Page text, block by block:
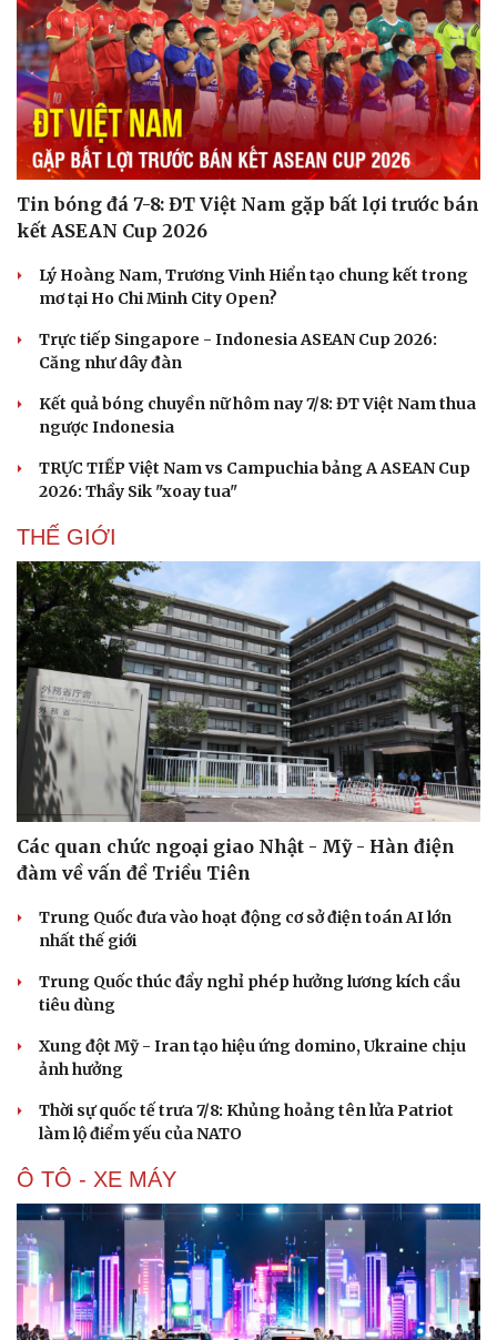
Văn hóa
Sân khấu - Điện ảnh
Văn học
Âm nhạc
Di sản
Giải trí
Nghệ sĩ
Thời trang
Sao Việt
Tin bóng đá 7-8: ĐT Việt Nam gặp bất lợi trước bán
kết ASEAN Cup 2026
Lý Hoàng Nam, Trương Vinh Hiển tạo chung kết trong
mơ tại Ho Chi Minh City Open?
Trực tiếp Singapore - Indonesia ASEAN Cup 2026:
Căng như dây đàn
Kết quả bóng chuyền nữ hôm nay 7/8: ĐT Việt Nam thua
ngược Indonesia
TRỰC TIẾP Việt Nam vs Campuchia bảng A ASEAN Cup
2026: Thầy Sik "xoay tua"
THẾ GIỚI
Các quan chức ngoại giao Nhật - Mỹ - Hàn điện
đàm về vấn đề Triều Tiên
Trung Quốc đưa vào hoạt động cơ sở điện toán AI lớn
nhất thế giới
Trung Quốc thúc đẩy nghỉ phép hưởng lương kích cầu
tiêu dùng
Xung đột Mỹ - Iran tạo hiệu ứng domino, Ukraine chịu
ảnh hưởng
Thời sự quốc tế trưa 7/8: Khủng hoảng tên lửa Patriot
làm lộ điểm yếu của NATO
Ô TÔ - XE MÁY